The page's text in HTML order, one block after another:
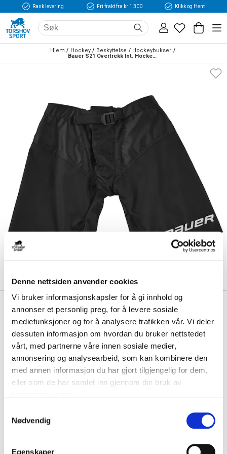
Denne nettsiden anvender cookies
Vi bruker informasjonskapsler for å gi innhold og
annonser et personlig preg, for å levere sosiale
mediefunksjoner og for å analysere trafikken vår. Vi deler
dessuten informasjon om hvordan du bruker nettstedet
vårt, med partnerne våre innen sosiale medier,
annonsering og analysearbeid, som kan kombinere den
med annen informasjon du har gjort tilgjengelig for dem,
eller som de har samlet inn gjennom din bruk av
Nødvendig
Egenskaper
Rask levering Fri frakt fra kr 1 300 Klikk og Hent
Hjem Hockey Beskyttelse
Hockeybukser
Bauer S21 Overtrekk Int. Hockeybukse Svart
-30 %
Bauer S21 Overtrekk Int.
Hockeybukse Svart
Bauer S21 Int. overtrekk til hockeybukse er laget av sterk nylon med
ventilerte seksjoner på forside... Les mer.
FARGE
Størrelse